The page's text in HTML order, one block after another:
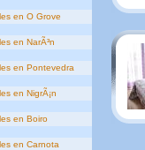
en O Grove
en NarÃ³n
en Pontevedra
en NigrÃ¡n
en Boiro
en Carnota